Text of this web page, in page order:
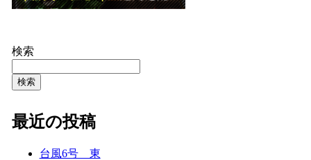
検索
検索
最近の投稿
台風6号 東